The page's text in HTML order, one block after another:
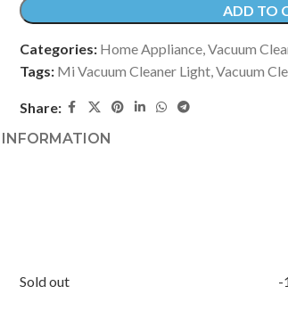
ADD TO
Categories: Home Appliance,Vacuum
Tags: Mi Vacuum Cleaner Light,Vacuum
Share:
Sold out -